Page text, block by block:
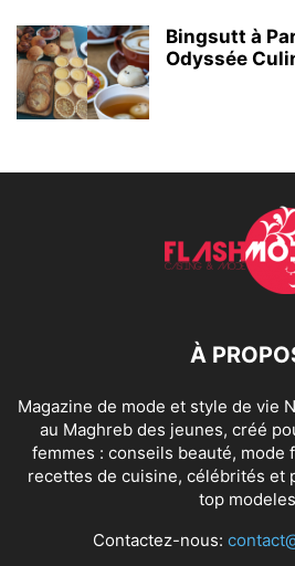
Bingsutt à
Odyssée
À
Magazine de mode et style de vie
au Maghreb des jeunes, créé
femmes : conseils beauté, mode
recettes de cuisine, célébrités et
top modeles
Contactez-nous: